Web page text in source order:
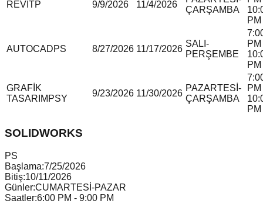
REVITP 9/9/2026 11/4/2026
ÇARŞAMBA
PM
AUTOCADPS 8/27/2026 11/17/2026
SALI-
PERŞEMBE
PM
PM
GRAFİK
TASARIM PSY
9/23/2026 11/30/2026
PAZARTESİ-
ÇARŞAMBA
PM
PM
SOLIDWORKS
PS
Başlama:7/25/2026
Bitiş:10/11/2026
Günler:CUMARTESİ-PAZAR
Saatler:6:00 PM - 9:00 PM